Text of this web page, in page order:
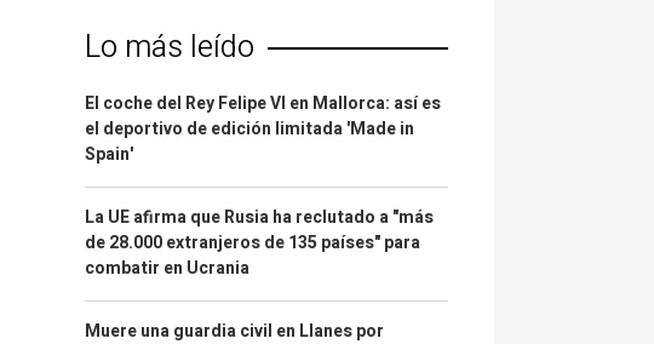
Lo más leído
El coche del Rey Felipe VI en Mallorca: así es
el deportivo de edición limitada 'Made in
Spain'
La UE afirma que Rusia ha reclutado a "más
de 28.000 extranjeros de 135 países" para
combatir en Ucrania
Muere una guardia civil en Llanes por